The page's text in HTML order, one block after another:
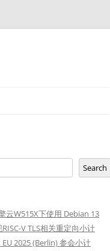
Search
云W515X下使用 Debian 13
V TLS相关重定向小计
2025 (Berlin) 参会小计